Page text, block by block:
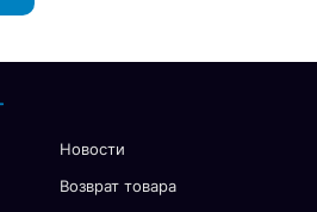
Новости
Возврат товара